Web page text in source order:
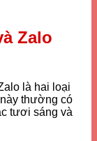
Zalo
là hai loại
thường có
tươi sáng và